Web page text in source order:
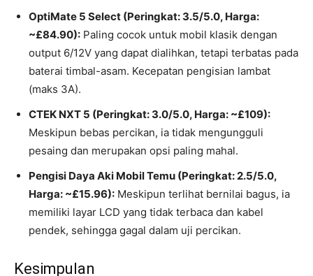
OptiMate 5 Select (Peringkat: 3.5/5.0, Harga:
~£84.90): Paling cocok untuk mobil klasik dengan
output 6/12V yang dapat dialihkan, tetapi terbatas pada
baterai timbal-asam. Kecepatan pengisian lambat
(maks 3A).
CTEK NXT 5 (Peringkat: 3.0/5.0, Harga: ~£109):
Meskipun bebas percikan, ia tidak mengungguli
pesaing dan merupakan opsi paling mahal.
Pengisi Daya Aki Mobil Temu (Peringkat: 2.5/5.0,
Harga: ~£15.96): Meskipun terlihat bernilai bagus, ia
memiliki layar LCD yang tidak terbaca dan kabel
pendek, sehingga gagal dalam uji percikan.
Kesimpulan